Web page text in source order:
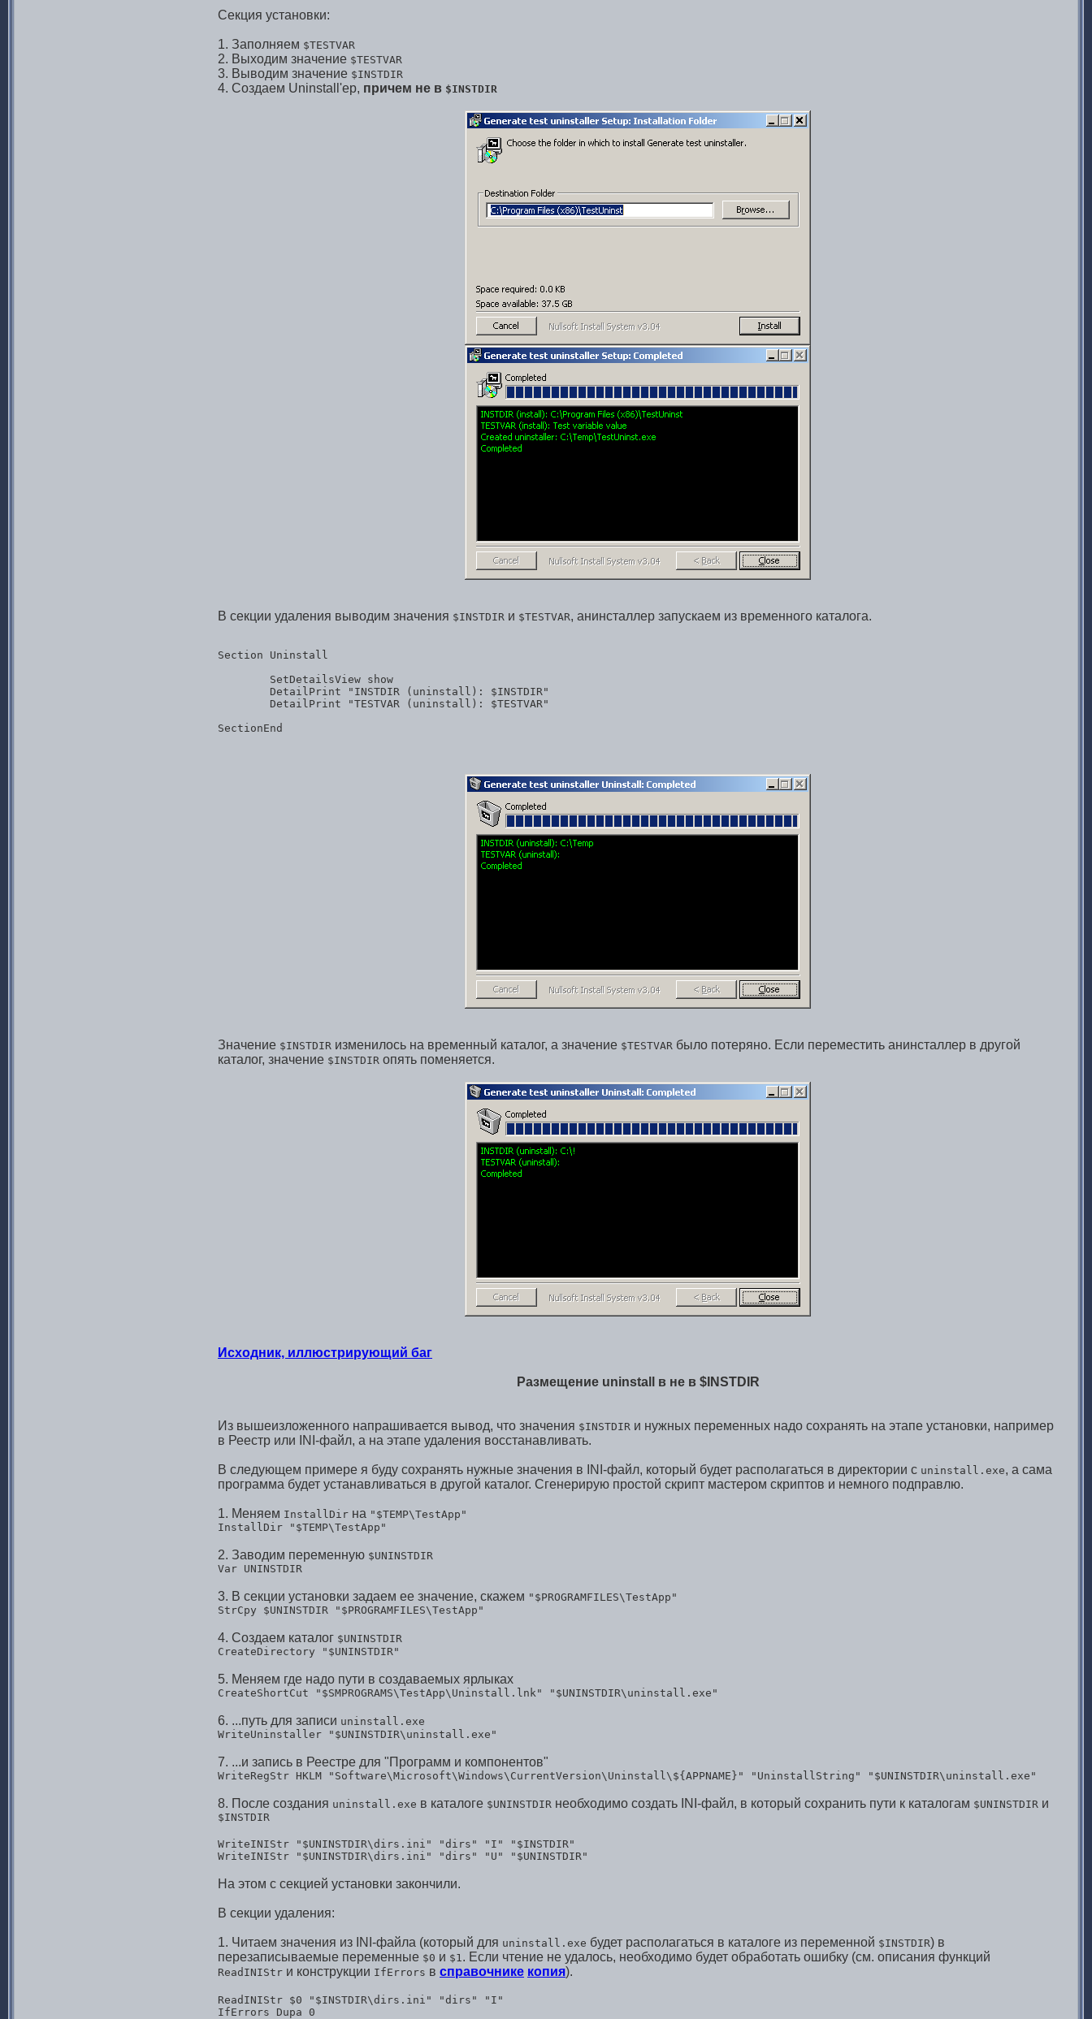
Секция установки:
1. Заполняем $TESTVAR
2. Выходим значение $TESTVAR
3. Выводим значение $INSTDIR
4. Создаем Uninstall'ер, причем не в $INSTDIR
В секции удаления выводим значения $INSTDIR и $TESTVAR, анинсталлер запускаем из временного каталога.
Section Uninstall
SectionEnd
Значение $INSTDIR изменилось на временный каталог, а значение $TESTVAR было потеряно. Если переместить анинсталлер в другой
каталог, значение $INSTDIR опять поменяется.
Исходник, иллюстрирующий баг
Размещение uninstall в не в $INSTDIR
Из вышеизложенного напрашивается вывод, что значения $INSTDIR и нужных переменных надо сохранять на этапе установки, например
в Реестр или INI-файл, а на этапе удаления восстанавливать.
В следующем примере я буду сохранять нужные значения в INI-файл, который будет располагаться в директории с uninstall.exe, а сама
программа будет устанавливаться в другой каталог. Сгенерирую простой скрипт мастером скриптов и немного подправлю.
1. Меняем InstallDir на "$TEMP\TestApp"
InstallDir "$TEMP\TestApp"
2. Заводим переменную $UNINSTDIR
Var UNINSTDIR
3. В секции установки задаем ее значение, скажем "$PROGRAMFILES\TestApp"
StrCpy $UNINSTDIR "$PROGRAMFILES\TestApp"
4. Создаем каталог $UNINSTDIR
CreateDirectory "$UNINSTDIR"
5. Меняем где надо пути в создаваемых ярлыках
CreateShortCut "$SMPROGRAMS\TestApp\Uninstall.lnk" "$UNINSTDIR\uninstall.exe"
6. ...путь для записи uninstall.exe
WriteUninstaller "$UNINSTDIR\uninstall.exe"
7. ...и запись в Реестре для "Программ и компонентов"
WriteRegStr HKLM "Software\Microsoft\Windows\CurrentVersion\Uninstall\${APPNAME}" "UninstallString" "$UNINSTDIR\uninstall.exe"
8. После создания uninstall.exe в каталоге $UNINSTDIR необходимо создать INI-файл, в который сохранить пути к каталогам $UNINSTDIR и
$INSTDIR
WriteINIStr "$UNINSTDIR\dirs.ini" "dirs" "I" "$INSTDIR"
WriteINIStr "$UNINSTDIR\dirs.ini" "dirs" "U" "$UNINSTDIR"
На этом с секцией установки закончили.
В секции удаления:
1. Читаем значения из INI-файла (который для uninstall.exe будет располагаться в каталоге из переменной $INSTDIR) в
перезаписываемые переменные $0 и $1. Если чтение не удалось, необходимо будет обработать ошибку (см. описания функций
ReadINIStr и конструкции IfErrors в справочнике копия).
ReadINIStr $0 "$INSTDIR\dirs.ini" "dirs" "I"
IfErrors Dupa 0